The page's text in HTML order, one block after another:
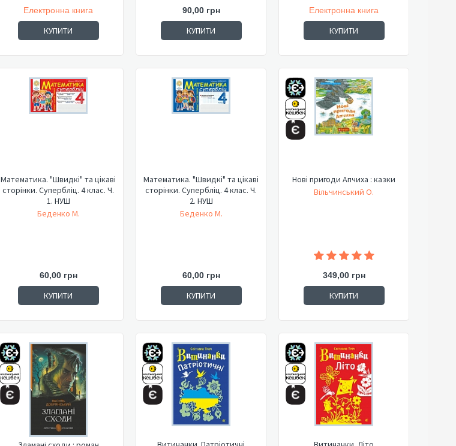
Електронна книга
КУПИТИ
90,00 грн
КУПИТИ
Електронна книга
КУПИТИ
Математика. "Швидкі" та цікаві
сторінки. Супербліц. 4 клас. Ч.
1. НУШ
Беденко М.
60,00 грн
КУПИТИ
Математика. "Швидкі" та цікаві
сторінки. Супербліц. 4 клас. Ч.
2. НУШ
Беденко М.
60,00 грн
КУПИТИ
Нові пригоди Апчиха : казки
Вільчинський О.
349,00 грн
КУПИТИ